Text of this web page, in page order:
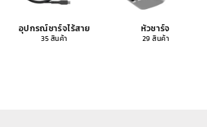
อุปกรณ์ชาร์จไร้สาย
35 สินค้า
หัวชาร์จ
29 สินค้า